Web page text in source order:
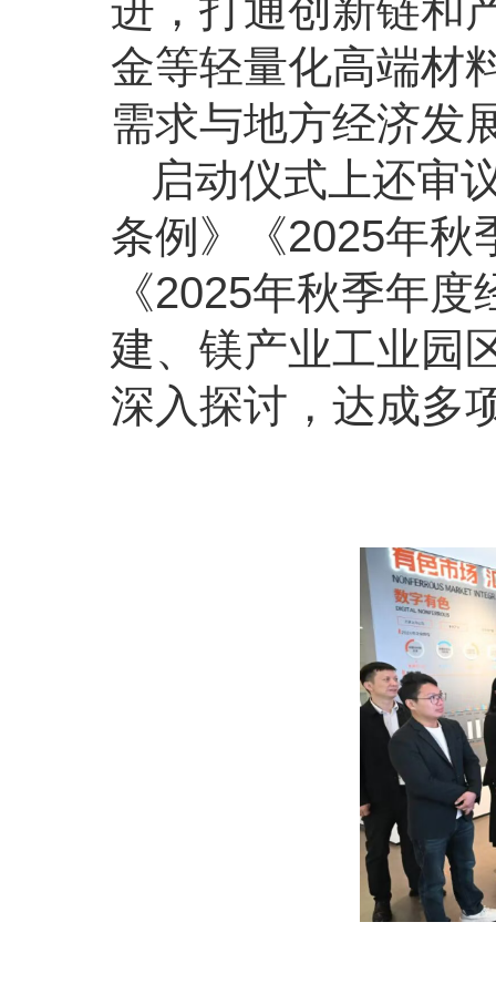
进，打通创新链和
金等轻量化高端材
需求与地方经济发
启动仪式上还审
条例》《2025年秋
《2025年秋季年
建、镁产业工业园
深入探讨，达成多